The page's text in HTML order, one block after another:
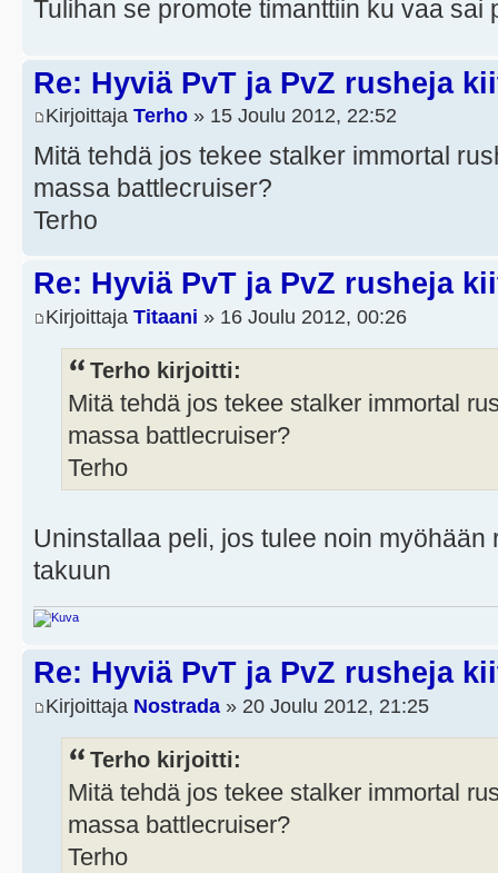
Tulihan se promote timanttiin ku vaa sai
Re: Hyviä PvT ja PvZ rusheja
Kirjoittaja Terho » 15 Joulu 2012, 22:52
Mitä tehdä jos tekee stalker immortal
massa battlecruiser?
Terho
Re: Hyviä PvT ja PvZ rusheja
Kirjoittaja Titaani » 16 Joulu 2012, 00:26
Terho kirjoitti:
Mitä tehdä jos tekee stalker immortal
massa battlecruiser?
Terho
Uninstallaa peli, jos tulee noin
takuun
Re: Hyviä PvT ja PvZ rusheja
Kirjoittaja Nostrada » 20 Joulu 2012, 21:25
Terho kirjoitti:
Mitä tehdä jos tekee stalker immortal
massa battlecruiser?
Terho